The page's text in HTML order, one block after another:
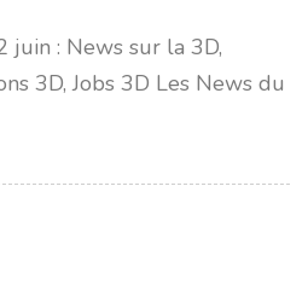
juin : News sur la 3D,
3D, Jobs 3D Les News du